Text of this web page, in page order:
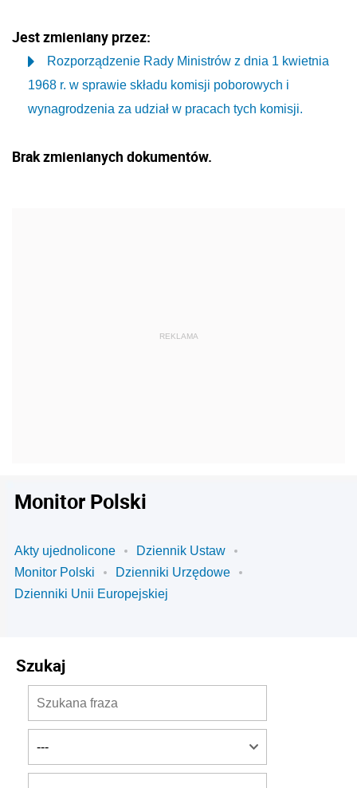
Jest zmieniany przez:
Rozporządzenie Rady Ministrów z dnia 1 kwietnia
1968 r. w sprawie składu komisji poborowych i
wynagrodzenia za udział w pracach tych komisji.
Brak zmienianych dokumentów.
Monitor Polski
Akty ujednolicone
Dziennik Ustaw
Monitor Polski
Dzienniki Urzędowe
Dzienniki Unii Europejskiej
Szukaj